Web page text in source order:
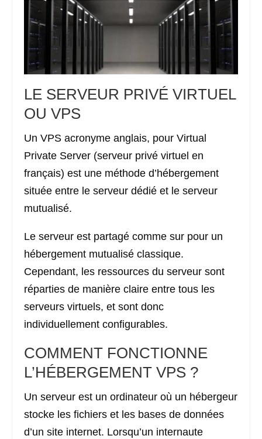
LE SERVEUR PRIVÉ VIRTUEL
OU VPS
Un VPS acronyme anglais, pour Virtual
Private Server (serveur privé virtuel en
français) est une méthode d’hébergement
située entre le serveur dédié et le serveur
mutualisé.
Le serveur est partagé comme sur pour un
hébergement mutualisé classique.
Cependant, les ressources du serveur sont
réparties de manière claire entre tous les
serveurs virtuels, et sont donc
individuellement configurables.
COMMENT FONCTIONNE
L’HÉBERGEMENT VPS ?
Un serveur est un ordinateur où un hébergeur
stocke les fichiers et les bases de données
d’un site internet. Lorsqu’un internaute